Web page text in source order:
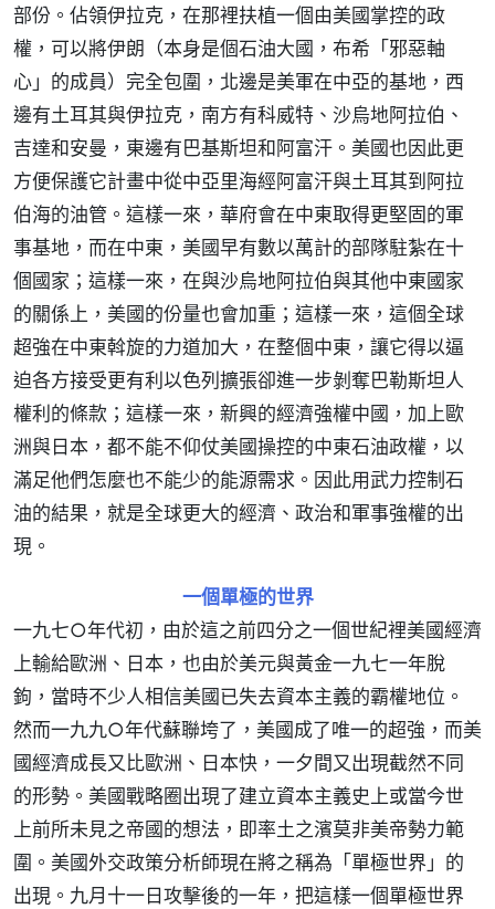
部份。佔領伊拉克，在那裡扶植一個由美國掌控的政
權，可以將伊朗（本身是個石油大國，布希「邪惡軸
心」的成員）完全包圍，北邊是美軍在中亞的基地，西
邊有土耳其與伊拉克，南方有科威特、沙烏地阿拉伯、
吉達和安曼，東邊有巴基斯坦和阿富汗。美國也因此更
方便保護它計畫中從中亞里海經阿富汗與土耳其到阿拉
伯海的油管。這樣一來，華府會在中東取得更堅固的軍
事基地，而在中東，美國早有數以萬計的部隊駐紮在十
個國家；這樣一來，在與沙烏地阿拉伯與其他中東國家
的關係上，美國的份量也會加重；這樣一來，這個全球
超強在中東斡旋的力道加大，在整個中東，讓它得以逼
迫各方接受更有利以色列擴張卻進一步剝奪巴勒斯坦人
權利的條款；這樣一來，新興的經濟強權中國，加上歐
洲與日本，都不能不仰仗美國操控的中東石油政權，以
滿足他們怎麼也不能少的能源需求。因此用武力控制石
油的結果，就是全球更大的經濟、政治和軍事強權的出
現。
一個單極的世界
一九七○年代初，由於這之前四分之一個世紀裡美國經濟
上輸給歐洲、日本，也由於美元與黃金一九七一年脫
鉤，當時不少人相信美國已失去資本主義的霸權地位。
然而一九九○年代蘇聯垮了，美國成了唯一的超強，而美
國經濟成長又比歐洲、日本快，一夕間又出現截然不同
的形勢。美國戰略圈出現了建立資本主義史上或當今世
上前所未見之帝國的想法，即率土之濱莫非美帝勢力範
圍。美國外交政策分析師現在將之稱為「單極世界」的
出現。九月十一日攻擊後的一年，把這樣一個單極世界